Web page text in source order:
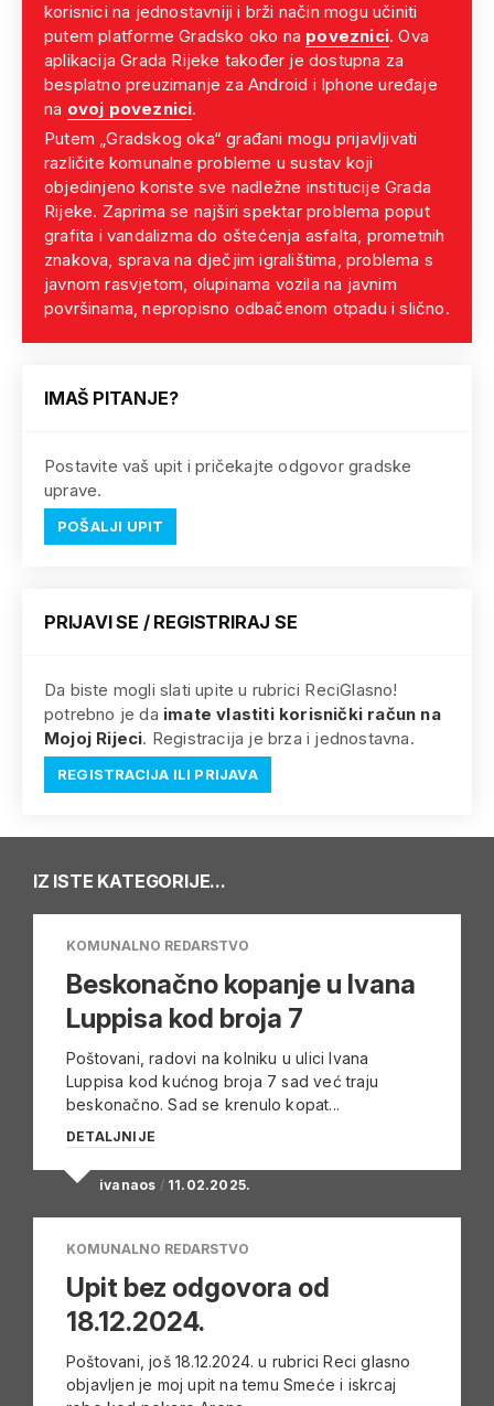
korisnici na jednostavniji i brži način mogu učiniti
putem platforme Gradsko oko na poveznici. Ova
aplikacija Grada Rijeke također je dostupna za
besplatno preuzimanje za Android i Iphone uređaje
na ovoj poveznici.
Putem „Gradskog oka“ građani mogu prijavljivati
različite komunalne probleme u sustav koji
objedinjeno koriste sve nadležne institucije Grada
Rijeke. Zaprima se najširi spektar problema poput
grafita i vandalizma do oštećenja asfalta, prometnih
znakova, sprava na dječjim igralištima, problema s
javnom rasvjetom, olupinama vozila na javnim
površinama, nepropisno odbačenom otpadu i slično.
IMAŠ PITANJE?
Postavite vaš upit i pričekajte odgovor gradske
uprave.
POŠALJI UPIT
PRIJAVI SE / REGISTRIRAJ SE
Da biste mogli slati upite u rubrici ReciGlasno!
potrebno je da imate vlastiti korisnički račun na
Mojoj Rijeci. Registracija je brza i jednostavna.
REGISTRACIJA ILI PRIJAVA
IZ ISTE KATEGORIJE...
KOMUNALNO REDARSTVO
Beskonačno kopanje u Ivana
Luppisa kod broja 7
Poštovani, radovi na kolniku u ulici Ivana
Luppisa kod kućnog broja 7 sad već traju
beskonačno. Sad se krenulo kopat...
DETALJNIJE
ivanaos / 11.02.2025.
KOMUNALNO REDARSTVO
Upit bez odgovora od
18.12.2024.
Poštovani, još 18.12.2024. u rubrici Reci glasno
objavljen je moj upit na temu Smeće i iskrcaj